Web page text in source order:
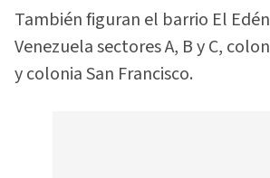
También figuran el barrio El
Venezuela sectores A, B y C,
y colonia San Francisco.